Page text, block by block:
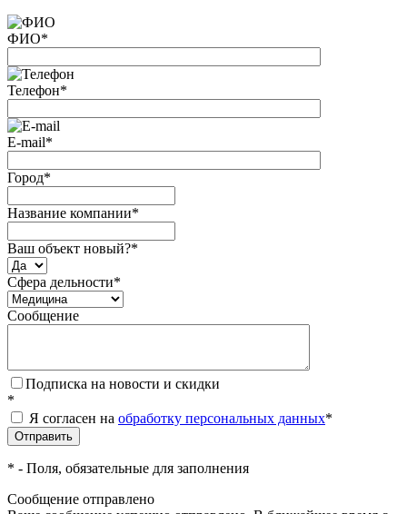
ФИО*
Телефон*
E-mail*
Город*
Название компании*
Ваш объект новый?*
Сфера дельности*
Сообщение
Подписка на новости и скидки
*
Я согласен на обработку персональных данных*
* - Поля, обязательные для заполнения
Сообщение отправлено